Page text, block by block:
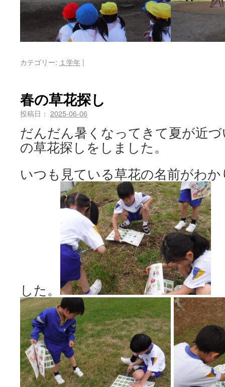
カテゴリー: １学年 |
春の草花探し
投稿日： 2025-06-06
だんだん暑くなってきて夏が近
の草花探しをしました。
いつも見ている草花の名前がわ
した。